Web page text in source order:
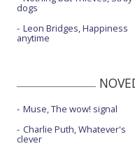
dogs
Leon Bridges, Happiness
anytime
Muse, The wow! signal
Charlie Puth, Whatever's
clever